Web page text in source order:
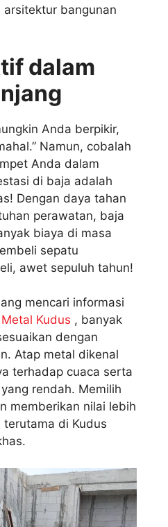
arsitektur bangunan
dalam
Anda berpikir,
Namun, cobalah
Anda dalam
di baja adalah
Dengan daya tahan
perawatan, baja
biaya di masa
sepatu
awet sepuluh tahun!
mencari informasi
Kudus , banyak
dengan
Atap metal dikenal
terhadap cuaca serta
rendah. Memilih
memberikan nilai lebih
di Kudus